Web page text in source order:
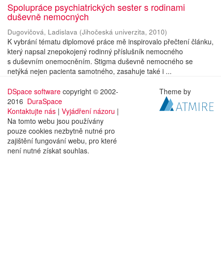
Spolupráce psychiatrických sester s rodinami
duševně nemocných
Dugovičová, Ladislava (Jihočeská univerzita, 2010)
K vybrání tématu diplomové práce mě inspirovalo přečtení článku,
který napsal znepokojený rodinný příslušník nemocného
s duševním onemocněním. Stigma duševně nemocného se
netýká nejen pacienta samotného, zasahuje také i ...
DSpace software copyright © 2002-
2016 DuraSpace
Kontaktujte nás | Vyjádření názoru |
Na tomto webu jsou používány
pouze cookies nezbytně nutné pro
zajištění fungování webu, pro které
není nutné získat souhlas.
Theme by